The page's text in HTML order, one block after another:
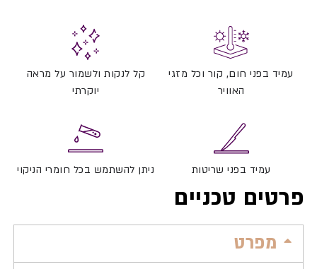
עמיד בפני חום, קור וכל מזגי
האוויר
קל לנקות ולשמור על מראה
יוקרתי
עמיד בפני שריטות ניתן להשתמש בכל חומרי הניקוי
פרטים טכניים
מפרט